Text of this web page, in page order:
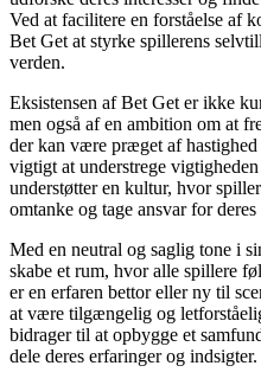
Ved at facilitere en forståelse af
Bet Get at styrke spillerens
verden.
Eksistensen af Bet Get er ikke
men også af en ambition om at
der kan være præget af
vigtigt at understrege
understøtter en kultur, hvor
omtanke og tage ansvar for
Med en neutral og saglig tone i
skabe et rum, hvor alle spillere
er en erfaren bettor eller ny til
at være tilgængelig og
bidrager til at opbygge et
dele deres erfaringer og indsigter.